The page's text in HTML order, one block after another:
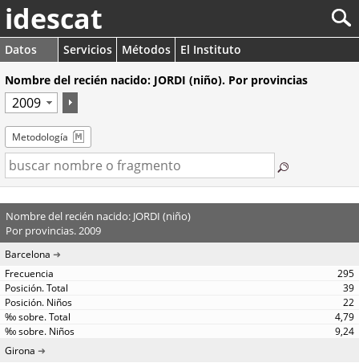
idescat
Datos Servicios Métodos
El Instituto
Nombre del recién nacido: JORDI (niño). Por provincias
Metodología
Nombre del recién nacido: JORDI (niño)
Por provincias. 2009
Barcelona
295
39
22
4,79
9,24
Girona